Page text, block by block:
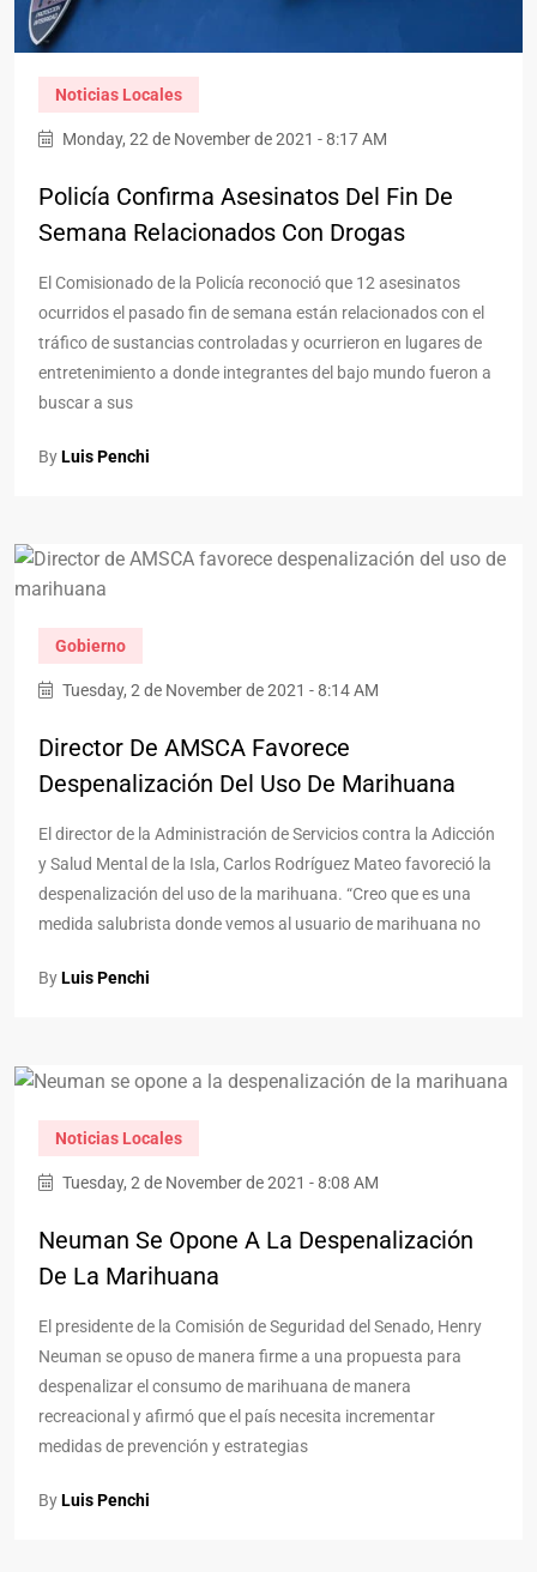
Noticias Locales
Monday, 22 de November de 2021 - 8:17 AM
Policía Confirma Asesinatos Del Fin De
Semana Relacionados Con Drogas
El Comisionado de la Policía reconoció que 12 asesinatos
ocurridos el pasado fin de semana están relacionados con el
tráfico de sustancias controladas y ocurrieron en lugares de
entretenimiento a donde integrantes del bajo mundo fueron a
buscar a sus
ByLuis Penchi
Gobierno
Tuesday, 2 de November de 2021 - 8:14 AM
Director De AMSCA Favorece
Despenalización Del Uso De Marihuana
El director de la Administración de Servicios contra la Adicción
y Salud Mental de la Isla, Carlos Rodríguez Mateo favoreció la
despenalización del uso de la marihuana. “Creo que es una
medida salubrista donde vemos al usuario de marihuana no
ByLuis Penchi
Noticias Locales
Tuesday, 2 de November de 2021 - 8:08 AM
Neuman Se Opone A La Despenalización
De La Marihuana
El presidente de la Comisión de Seguridad del Senado, Henry
Neuman se opuso de manera firme a una propuesta para
despenalizar el consumo de marihuana de manera
recreacional y afirmó que el país necesita incrementar
medidas de prevención y estrategias
ByLuis Penchi